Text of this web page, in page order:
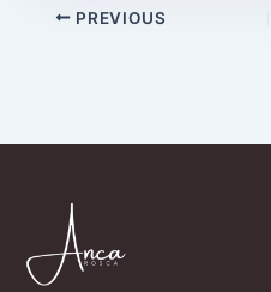
PREVIOUS